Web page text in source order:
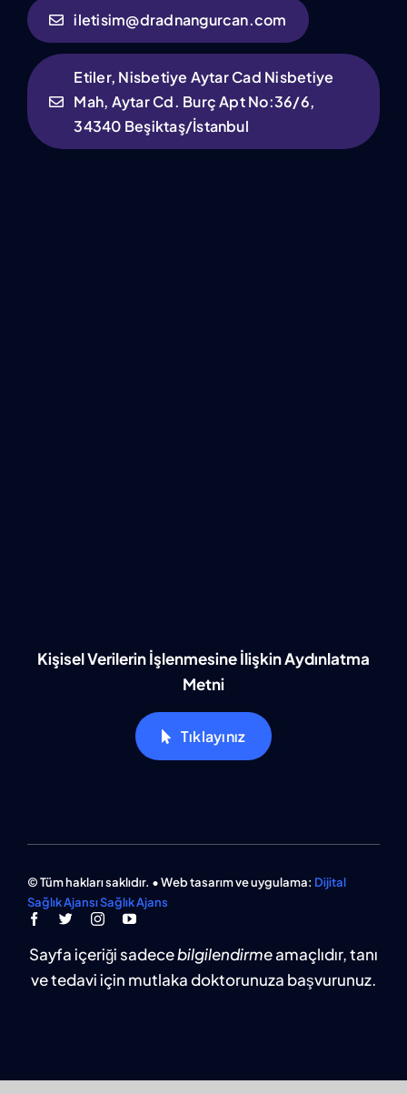
iletisim@dradnangurcan.com
Etiler, Nisbetiye Aytar Cad Nisbetiye
Mah, Aytar Cd. Burç Apt No:36/6,
34340 Beşiktaş/İstanbul
Kişisel Verilerin İşlenmesine İlişkin Aydınlatma
Metni
Tıklayınız
© Tüm hakları saklıdır. • Web tasarım ve uygulama: Dijital
Sağlık Ajansı Sağlık Ajans
Sayfa içeriği sadecebilgilendirmeamaçlıdır, tanı
ve tedavi için mutlaka doktorunuza başvurunuz.